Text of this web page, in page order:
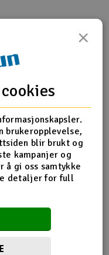
Anmeldelser
Micro Spitfire
- 2.4Ghz RTF
×
brukeropplevelse,
blir brukt og
kampanjer og
å gi oss samtykke
detaljer for full